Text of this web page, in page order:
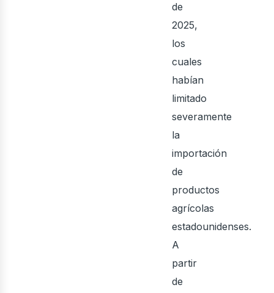
de
2025,
los
cuales
habían
limitado
severamente
la
importación
de
productos
agrícolas
estadounidenses.
A
partir
de